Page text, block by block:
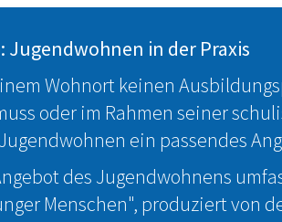
Jugendwohnen in der Praxis
Wohnort keinen
oder im Rahmen seiner
ein passendes
des Jugendwohnens
Menschen", produziert von